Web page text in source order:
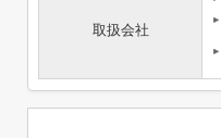
取扱会社